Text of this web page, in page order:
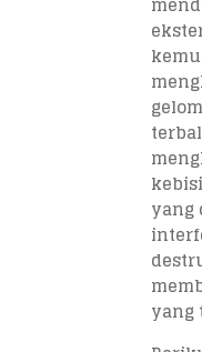
yang
yang